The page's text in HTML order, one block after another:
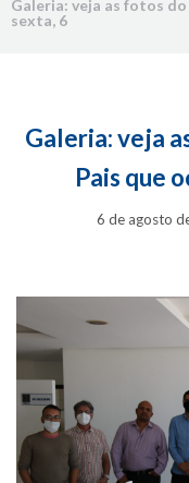
Galeria: veja as fotos
sexta, 6
Galeria: veja
Pais que
6 de agosto